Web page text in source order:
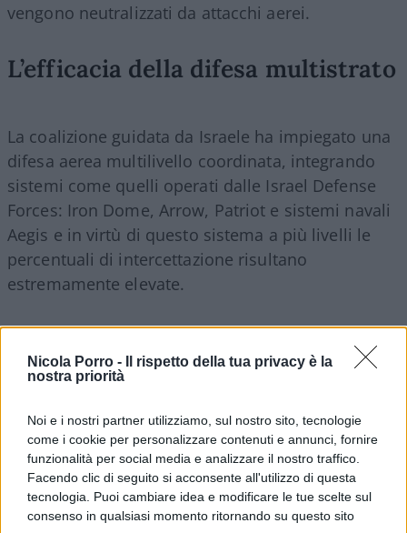
Nicola Porro -
Il rispetto della tua privacy è la
nostra priorità
Noi e i nostri partner utilizziamo, sul nostro sito, tecnologie
come i cookie per personalizzare contenuti e annunci, fornire
funzionalità per social media e analizzare il nostro traffico.
Facendo clic di seguito si acconsente all'utilizzo di questa
tecnologia. Puoi cambiare idea e modificare le tue scelte sul
consenso in qualsiasi momento ritornando su questo sito
vengono neutralizzati da attacchi aerei.
L’efficacia della difesa multistrato
La coalizione guidata da Israele ha impiegato una
difesa aerea multilivello coordinata, integrando
sistemi come quelli operati dalle Israel Defense
Forces: Iron Dome, Arrow, Patriot e sistemi navali
Aegis e in virtù di questo sistema a più livelli le
percentuali di intercettazione risultano
estremamente elevate.
92%.
Droni intercettati: 95%.
Su circa 1946 vettori lanciati, si stima quindi che:
1760 siano stati intercettati, 186 abbiano superato